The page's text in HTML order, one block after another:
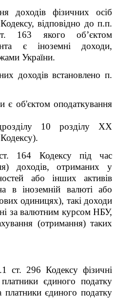
доходів фізичних осіб
відповідно до п.п.
163 якого об’єктом
є іноземні доходи,
України.
доходів встановлено п.
є об'єктом оподаткування
10 розділу XX
164 Кодексу під час
доходів, отриманих у
або інших активів
в іноземній валюті або
одиницях), такі доходи
за валютним курсом НБУ,
(отримання) таких
ст. 296 Кодексу фізичні
єдиного податку
платники єдиного податку